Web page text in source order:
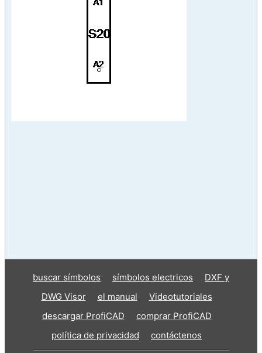
buscar símbolos símbolos electricos
DXF y
DWG Visor
el manual
Videotutoriales
descargar ProfiCAD
comprar ProfiCAD
política de privacidad
contáctenos